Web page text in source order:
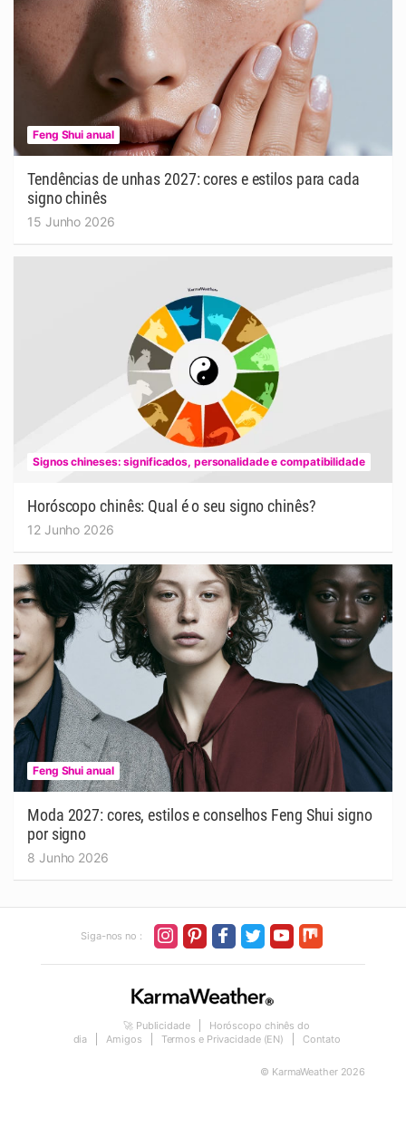
Feng Shui anual
Tendências de unhas 2027: cores e estilos para cada
signo chinês
15 Junho 2026
Signos chineses: significados, personalidade e compatibilidade
Horóscopo chinês: Qual é o seu signo chinês?
12 Junho 2026
Feng Shui anual
Moda 2027: cores, estilos e conselhos Feng Shui signo
por signo
8 Junho 2026
Siga-nos no :
🚀 Publicidade
Horóscopo chinês do
dia
Amigos Termos e Privacidade (EN) Contato
© KarmaWeather 2026